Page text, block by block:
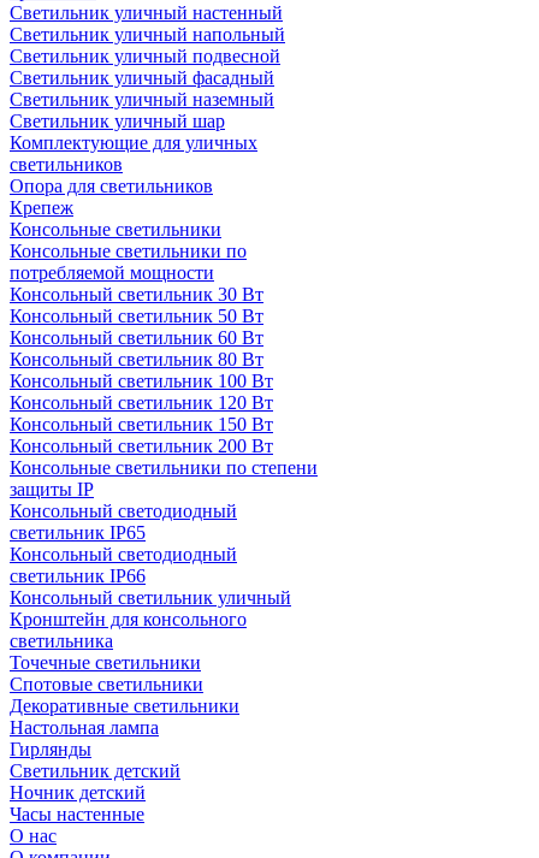
Светильник уличный настенный
Светильник уличный напольный
Светильник уличный подвесной
Светильник уличный фасадный
Светильник уличный наземный
Cветильник уличный шар
Комплектующие для уличных
светильников
Опора для светильников
Крепеж
Консольные светильники
Консольные светильники по
потребляемой мощности
Консольный светильник 30 Вт
Консольный светильник 50 Вт
Консольный светильник 60 Вт
Консольный светильник 80 Вт
Консольный светильник 100 Вт
Консольный светильник 120 Вт
Консольный светильник 150 Вт
Консольный светильник 200 Вт
Консольные светильники по степени
защиты IP
Консольный светодиодный
светильник IP65
Консольный светодиодный
светильник IP66
Консольный светильник уличный
Кронштейн для консольного
светильника
Точечные светильники
Спотовые светильники
Декоративные светильники
Настольная лампа
Гирлянды
Светильник детский
Ночник детский
Часы настенные
О нас